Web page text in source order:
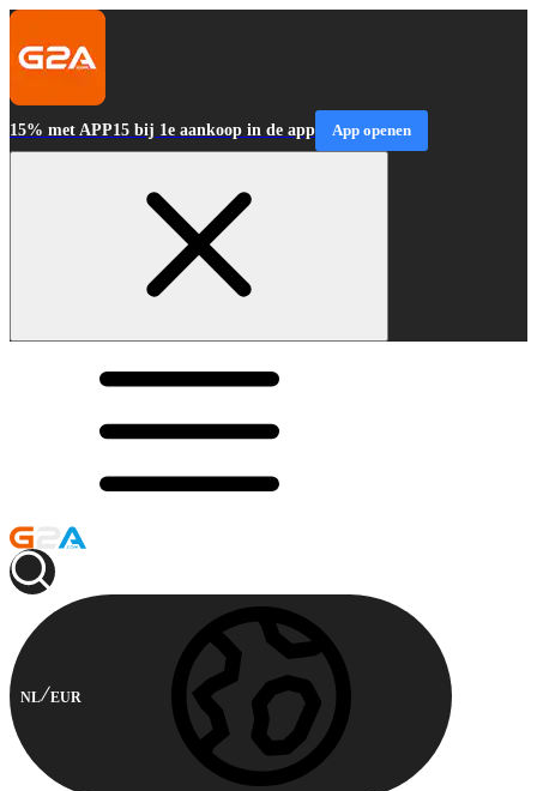
15% met APP15 bij 1e aankoop in de app App openen
NL EUR